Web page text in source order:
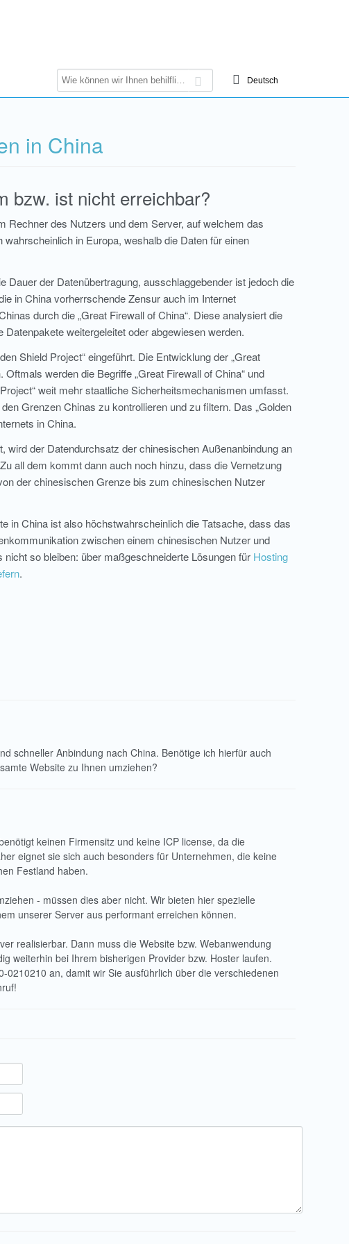
in China
bzw. ist nicht erreichbar?
Rechner des Nutzers und dem Server, auf welchem das
in Europa, weshalb die Daten für einen
der Datenübertragung, ausschlaggebender ist jedoch die
in China vorherrschende Zensur auch im Internet
durch die „Great Firewall of China“. Diese analysiert die
weitergeleitet oder abgewiesen werden.
Shield Project“ eingeführt. Die Entwicklung der „Great
werden die Begriffe „Great Firewall of China“ und
weit mehr staatliche Sicherheitsmechanismen umfasst.
Grenzen Chinas zu kontrollieren und zu filtern. Das „Golden
in China.
der Datendurchsatz der chinesischen Außenanbindung an
all dem kommt dann auch noch hinzu, dass die Vernetzung
der chinesischen Grenze bis zum chinesischen Nutzer
in China ist also höchstwahrscheinlich die Tatsache, dass das
zwischen einem chinesischen Nutzer und
so bleiben: über maßgeschneiderte Lösungen für Hosting
.
schneller Anbindung nach China. Benötige ich hierfür auch
Website zu Ihnen umziehen?
keinen Firmensitz und keine ICP license, da die
eignet sie sich auch besonders für Unternehmen, die keine
Festland haben.
- müssen dies aber nicht. Wir bieten hier spezielle
unserer Server aus performant erreichen können.
realisierbar. Dann muss die Website bzw. Webanwendung
weiterhin bei Ihrem bisherigen Provider bzw. Hoster laufen.
an, damit wir Sie ausführlich über die verschiedenen